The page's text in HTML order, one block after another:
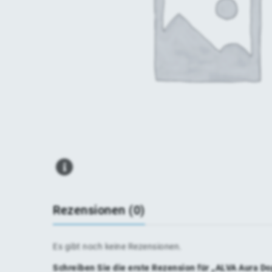
Rezensionen (0)
Es gibt noch keine Rezensionen.
Schreiben Sie die erste Rezension für „ALVA Aura